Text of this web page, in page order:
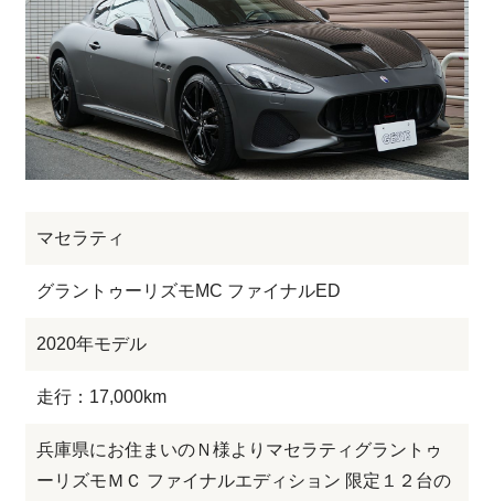
マセラティ
グラントゥーリズモMC ファイナルED
2020年モデル
走行：17,000km
兵庫県にお住まいのＮ様よりマセラティグラントゥ
ーリズモＭＣ ファイナルエディション 限定１２台の